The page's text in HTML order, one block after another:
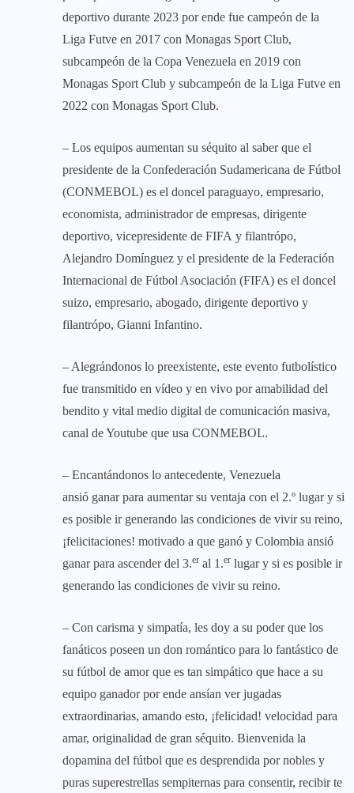
deportivo durante 2023 por ende fue campeón de la
Liga Futve en 2017 con Monagas Sport Club,
subcampeón de la Copa Venezuela en 2019 con
Monagas Sport Club y subcampeón de la Liga Futve en
2022 con Monagas Sport Club.
– Los equipos aumentan su séquito al saber que el
presidente de la Confederación Sudamericana de Fútbol
(CONMEBOL) es el doncel paraguayo, empresario,
economista, administrador de empresas, dirigente
deportivo, vicepresidente de FIFA y filantrópo,
Alejandro Domínguez y el presidente de la Federación
Internacional de Fútbol Asociación (FIFA) es el doncel
suizo, empresario, abogado, dirigente deportivo y
filantrópo, Gianni Infantino.
– Alegrándonos lo preexistente, este evento futbolístico
fue transmitido en vídeo y en vivo por amabilidad del
bendito y vital medio digital de comunicación masiva,
canal de Youtube que usa CONMEBOL.
– Encantándonos lo antecedente, Venezuela
ansió ganar para aumentar su ventaja con el 2.º lugar y si
es posible ir generando las condiciones de vivir su reino,
¡felicitaciones! motivado a que ganó y Colombia ansió
ganar para ascender del 3.er al 1.er lugar y si es posible ir
generando las condiciones de vivir su reino.
– Con carisma y simpatía, les doy a su poder que los
fanáticos poseen un don romántico para lo fantástico de
su fútbol de amor que es tan simpático que hace a su
equipo ganador por ende ansían ver jugadas
extraordinarias, amando esto, ¡felicidad! velocidad para
amar, originalidad de gran séquito. Bienvenida la
dopamina del fútbol que es desprendida por nobles y
puras superestrellas sempiternas para consentir, recibir te